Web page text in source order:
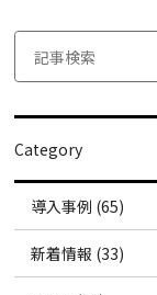
Category
導入事例 (65)
新着情報 (33)